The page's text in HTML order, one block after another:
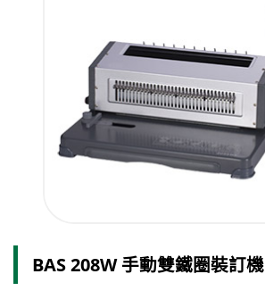
BAS 208W 手動雙鐵圈裝訂機